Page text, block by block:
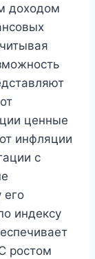
доходом
ценные
инфляции
с
его
индексу
ростом